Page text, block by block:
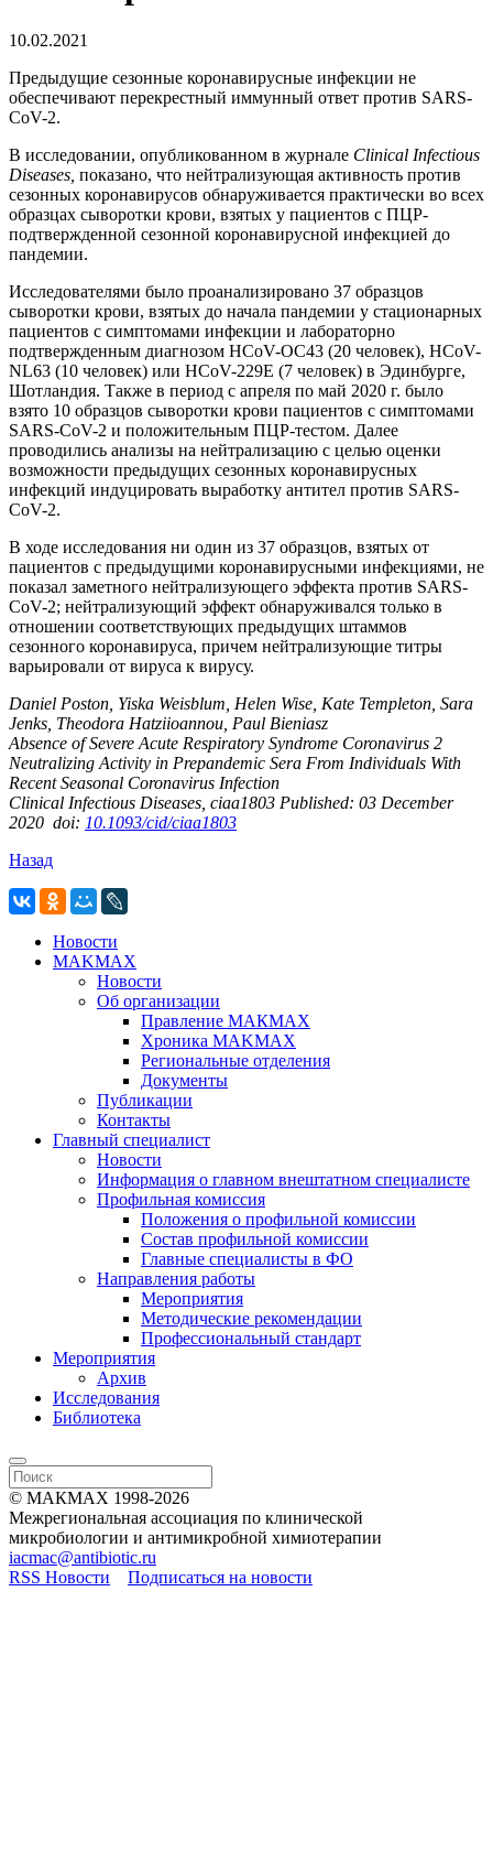
10.02.2021
Предыдущие сезонные коронавирусные инфекции не
обеспечивают перекрестный иммунный ответ против SARS-
CoV-2.
В исследовании, опубликованном в журнале Clinical Infectious
Diseases показано, что нейтрализующая активность против
сезонных коронавирусов обнаруживается практически во всех
образцах сыворотки крови, взятых у пациентов с ПЦР-
подтвержденной сезонной коронавирусной инфекцией до
пандемии.
Исследователями было проанализировано 37 образцов
сыворотки крови, взятых до начала пандемии у стационарных
пациентов с симптомами инфекции и лабораторно
подтвержденным диагнозом HCoV-OC43 (20 человек), HCoV-
NL63 (10 человек) или HCoV-229E (7 человек) в Эдинбурге,
Шотландия. Также в период с апреля по май 2020 г. было
взято 10 образцов сыворотки крови пациентов с симптомами
SARS-CoV-2 и положительным ПЦР-тестом. Далее
проводились анализы на нейтрализацию с целью оценки
возможности предыдущих сезонных коронавирусных
инфекций индуцировать выработку антител против SARS-
CoV-2.
В ходе исследования ни один из 37 образцов, взятых от
пациентов с предыдущими коронавирусными инфекциями, не
показал заметного нейтрализующего эффекта против SARS-
CoV-2; нейтрализующий эффект обнаруживался только в
отношении соответствующих предыдущих штаммов
сезонного коронавируса, причем нейтрализующие титры
варьировали от вируса к вирусу.
Daniel Poston, Yiska Weisblum, Helen Wise, Kate Templeton, Sara
Jenks, Theodora Hatziioannou, Paul Bieniasz
Absence of Severe Acute Respiratory Syndrome Coronavirus 2
Neutralizing Activity in Prepandemic Sera From Individuals With
Recent Seasonal Coronavirus Infection
Clinical Infectious Diseases, ciaa1803 Published: 03 December
2020 doi: 10.1093/cid/ciaa1803
Назад
Новости
MAKMAX
Новости
Об организации
Правление МАКМАХ
Хроника MAKMAX
Региональные отделения
Документы
Публикации
Контакты
Главный специалист
Новости
Информация о главном внештатном специалисте
Профильная комиссия
Положения о профильной комиссии
Состав профильной комиссии
Главные специалисты в ФО
Направления работы
Мероприятия
Методические рекомендации
Профессиональный стандарт
Мероприятия
Архив
Исследования
Библиотека
© МАКМАХ 1998-2026
Межрегиональная ассоциация по клинической
микробиологии и антимикробной химиотерапии
iacmac@antibiotic.ru
RSS Новости
Подписаться на новости